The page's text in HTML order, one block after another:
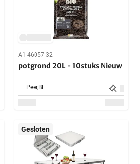
A1-46057-32
potgrond 20L - 10stuks Nieuw
Peer,BE
Gesloten